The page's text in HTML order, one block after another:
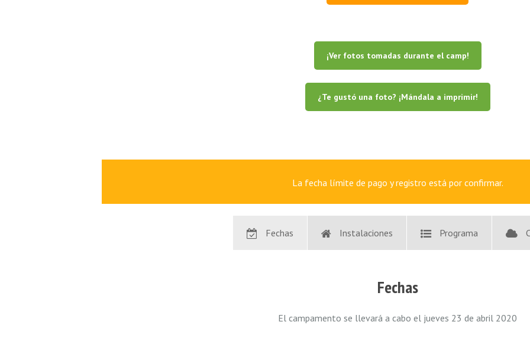
¡Ver fotos tomadas durante el camp!
¿Te gustó una foto? ¡Mándala a imprimir!
La fecha límite de pago y registro está por confirmar.
Fechas Instalaciones Programa
Fechas
El campamento se llevará a cabo el jueves 23 de abril 2020